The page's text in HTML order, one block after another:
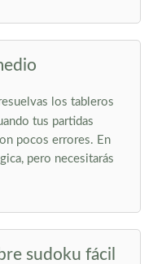
los tableros
tus partidas
pocos errores. En
pero necesitarás
sudoku fácil